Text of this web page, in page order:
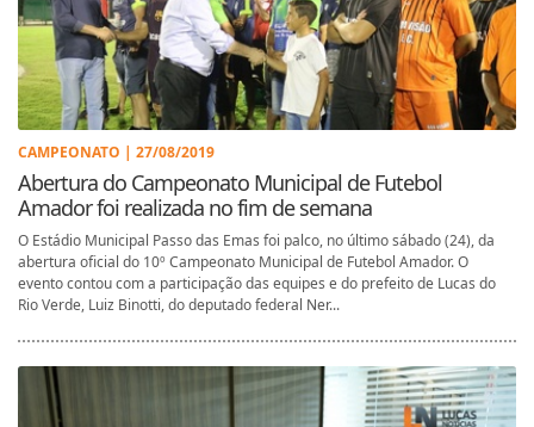
CAMPEONATO | 27/08/2019
Abertura do Campeonato Municipal de Futebol
Amador foi realizada no fim de semana
O Estádio Municipal Passo das Emas foi palco, no último sábado (24), da
abertura oficial do 10º Campeonato Municipal de Futebol Amador. O
evento contou com a participação das equipes e do prefeito de Lucas do
Rio Verde, Luiz Binotti, do deputado federal Ner...